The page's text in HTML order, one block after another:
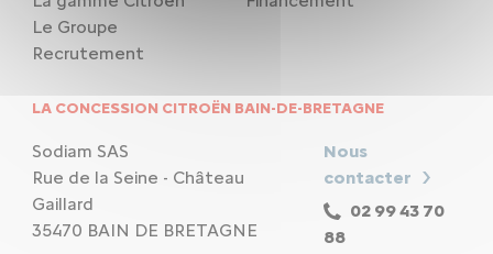
Le Groupe
Recrutement
LA CONCESSION CITROËN BAIN-DE-BRETAGNE
Sodiam SAS
Rue de la Seine - Château
Gaillard
35470 BAIN DE BRETAGNE
Nous
contacter
02 99 43 70
88